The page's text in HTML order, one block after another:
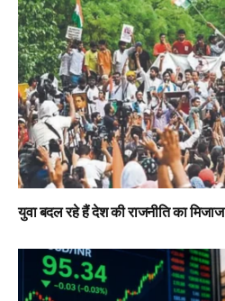
युवा बदल रहे हैं देश की राजनीति का मिजाज